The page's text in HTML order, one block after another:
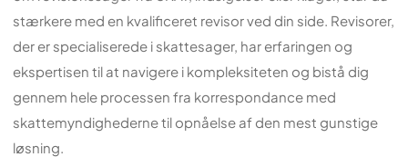
stærkere med en kvalificeret revisor ved din side. Revisorer,
der er specialiserede i skattesager, har erfaringen og
ekspertisen til at navigere i kompleksiteten og bistå dig
gennem hele processen fra korrespondance med
skattemyndighederne til opnåelse af den mest gunstige
løsning.